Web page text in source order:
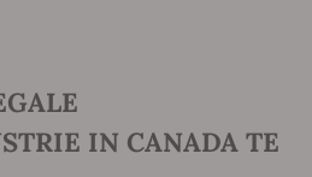
IN CANADA TE